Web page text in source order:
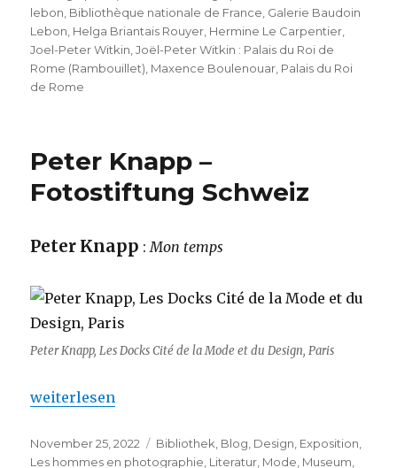
lebon Bibliothèque nationale de France Galerie Baudoin
Lebon Helga Briantais Rouyer Hermine Le Carpentier
Joel-Peter Witkin ,Joël-Peter Witkin : Palais du Roi de
Rome (Rambouillet) Maxence Boulenouar Palais du Roi
de Rome
Peter Knapp –
Fotostiftung Schweiz
Peter Knapp :Mon temps
Peter Knapp, Les Docks Cité de la Mode et du Design, Paris
„Peter Knapp – Fotostiftung Schweiz“
weiterlesen
Veröffentlicht
am
November 25, 2022 Kategorien
Bibliothek Blog Design Exposition
Les hommes en photographie Literatur Mode Museum